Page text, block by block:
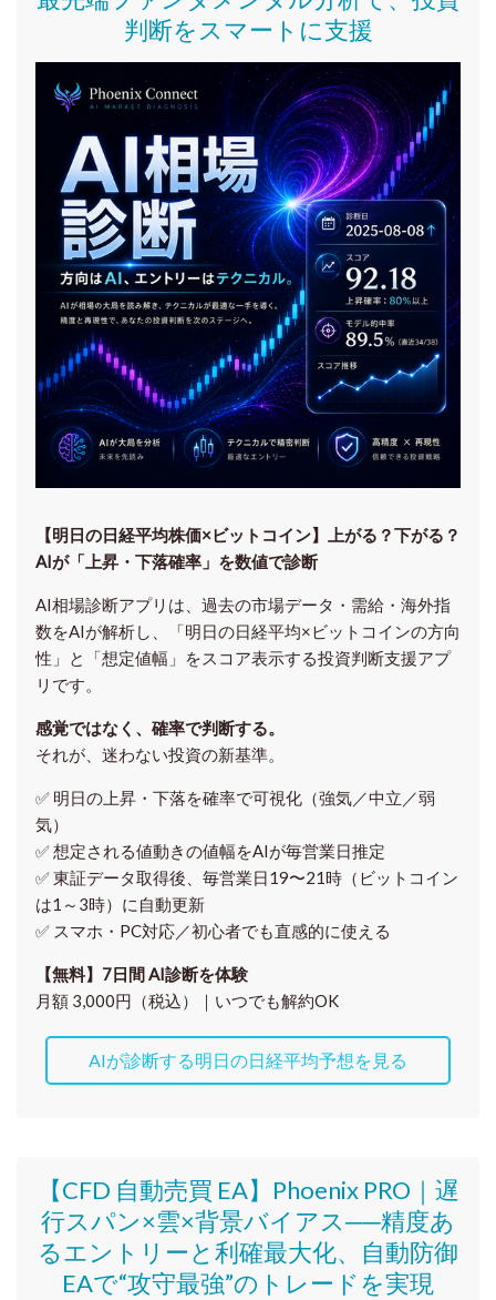
判断をスマートに支援
【明日の⽇経平均株価×ビットコイン】上がる？下がる？
AIが「上昇・下落確率」を数値で診断
AI相場診断アプリは、過去の市場データ・需給・海外指
数をAIが解析し、「明日の日経平均×ビットコインの方向
性」と「想定値幅」をスコア表示する投資判断支援アプ
リです。
感覚ではなく、確率で判断する。
それが、迷わない投資の新基準。
✅ 明日の上昇・下落を確率で可視化（強気／中立／弱
気）
✅ 想定される値動きの値幅をAIが毎営業日推定
✅ 東証データ取得後、 毎営業日19〜21時（ビットコイン
は1～3時）に自動更新
✅ スマホ・PC対応／初心者でも直感的に使える
【無料】7日間 AI診断を体験
月額 3,000円（税込）｜いつでも解約OK
AIが診断する明日の日経平均予想を見る
【CFD 自動売買 EA】Phoenix PRO｜遅
行スパン×雲×背景バイアス──精度あ
るエントリーと利確最大化、自動防御
EAで“攻守最強”のトレードを実現